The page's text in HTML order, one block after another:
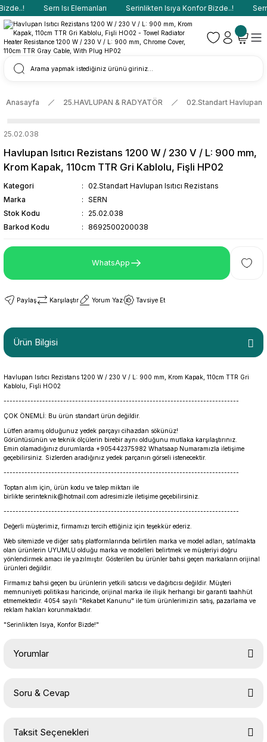
Sern Isı Elemanları Serinlikten Isıya Konfor Bizde..!
Anasayfa 25.HAVLUPAN & RADYATÖR 02.Standart Havlupan
25.02.038
Havlupan Isıtıcı Rezistans 1200 W / 230 V / L: 900 mm,
Krom Kapak, 110cm TTR Gri Kablolu, Fişli HP02
Kategori
02.Standart Havlupan Isıtıcı Rezistans
Marka
SERN
Stok Kodu
25.02.038
Barkod Kodu
8692500200038
WhatsApp
Paylaş Karşılaştır Yorum Yaz Tavsiye Et
Ürün Bilgisi
Havlupan Isıtıcı Rezistans 1200 W / 230 V / L: 900 mm, Krom Kapak, 110cm TTR Gri
Kablolu, Fişli HO02
-------------------------------------------------------------------------------
ÇOK ÖNEMLİ: Bu ürün standart ürün değildir.
Lütfen aramış olduğunuz yedek parçayı cihazdan sökünüz!
Görüntüsünün ve teknik ölçülerin birebir aynı olduğunu mutlaka karşılaştırınız.
Emin olamadığınız durumlarda +905442375982 Whatsaap Numaramızla iletişime
geçebilirsiniz. Sizlerden aradığınız yedek parçanın görseli istenecektir.
-------------------------------------------------------------------------------
Toptan alım için, ürün kodu ve talep miktarı ile
birlikte serinteknik@hotmail.com adresimizle iletişime geçebilirsiniz.
-------------------------------------------------------------------------------
Değerli müşterimiz, firmamızı tercih ettiğiniz için teşekkür ederiz.
Web sitemizde ve diğer satış platformlarında belirtilen marka ve model adları, satılmakta
olan ürünlerin UYUMLU olduğu marka ve modelleri belirtmek ve müşteriyi doğru
yönlendirmek amacı ile yazılmıştır. Gösterilen bu ürünler bahsi geçen markaların orijinal
ürünleri değildir.
Firmamız bahsi geçen bu ürünlerin yetkili satıcısı ve dağıtıcısı değildir. Müşteri
memnuniyeti politikası haricinde, orijinal marka ile ilişik herhangi bir garanti taahhüt
etmemektedir. 4054 sayılı "Rekabet Kanunu" ile tüm ürünlerimizin satış, pazarlama ve
reklam hakları korunmaktadır.
"Serinlikten Isıya, Konfor Bizde!"
Yorumlar
Soru & Cevap
Taksit Seçenekleri